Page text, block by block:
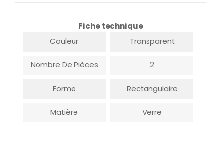
Fiche technique
Couleur
Transparent
Nombre De Pièces 2
Forme Rectangulaire
Matière Verre